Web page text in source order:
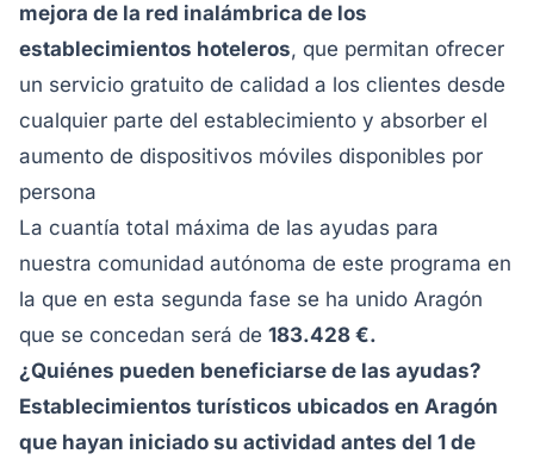
mejora de la red inalámbrica de los
establecimientos hoteleros, que permitan ofrecer
un servicio gratuito de calidad a los clientes desde
cualquier parte del establecimiento y absorber el
aumento de dispositivos móviles disponibles por
persona
La cuantía total máxima de las ayudas para
nuestra comunidad autónoma de este programa en
la que en esta segunda fase se ha unido Aragón
que se concedan será de 183.428 €.
¿Quiénes pueden beneficiarse de las ayudas?
Establecimientos turísticos ubicados en Aragón
que hayan iniciado su actividad antes del 1 de